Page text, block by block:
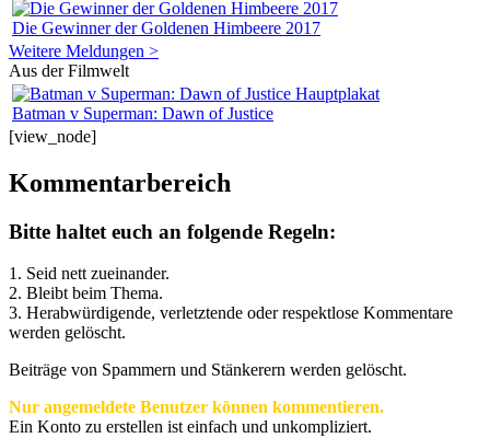
Die Gewinner der Goldenen Himbeere 2017
Weitere Meldungen >
Aus der Filmwelt
Batman v Superman: Dawn of Justice
[view_node]
Kommentarbereich
Bitte haltet euch an folgende Regeln:
1. Seid nett zueinander.
2. Bleibt beim Thema.
3. Herabwürdigende, verletztende oder respektlose Kommentare
werden gelöscht.
Beiträge von Spammern und Stänkerern werden gelöscht.
Nur angemeldete Benutzer können kommentieren.
Ein Konto zu erstellen ist einfach und unkompliziert.